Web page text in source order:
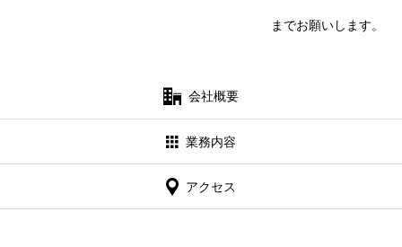
までお願いします。
会社概要
業務内容
アクセス